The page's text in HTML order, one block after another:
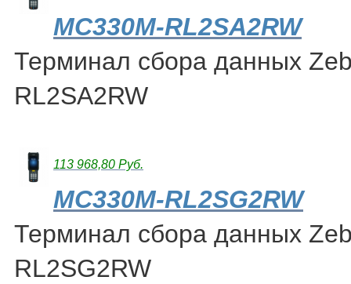
MC330M-RL2SA2RW
Терминал сбора данных
RL2SA2RW
113 968,80 Руб.
MC330M-RL2SG2RW
Терминал сбора данных
RL2SG2RW